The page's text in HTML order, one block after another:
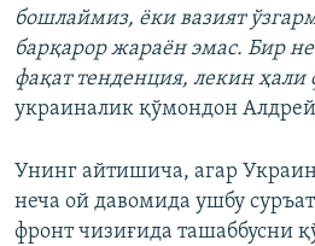
бошлаймиз, ёки вазият
барқарор жараён эмас. Бир
фақат тенденция, лекин ҳали
украиналик қўмондон
Унинг айтишича, агар
неча ой давомида ушбу
фронт чизиғида ташаббусни